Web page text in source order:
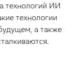
технологий ИИ
технологии
а также